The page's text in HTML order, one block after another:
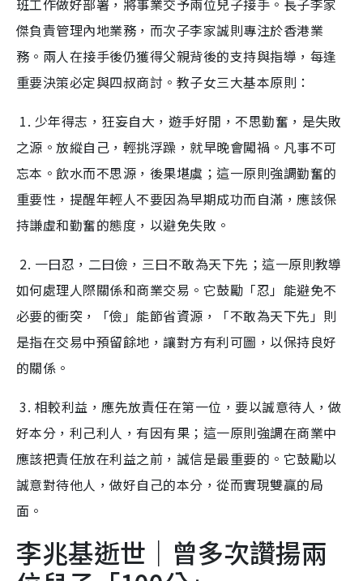
傑負責管理內地業務，而次子李家誠則專注於香港業
務。兩人在接手後仍獲得父親背後的支持與指導，每逢
重要決策必定與四叔商討。教子女三大基本原則：
1. 少年得志，狂妄自大，遊手好閒，不思勤奮，是失敗
之源。放縱自己，輕挑浮躁，就早晚會闖禍。凡事不可
忘本。飲水而不思源，後果堪虞；這一原則強調勤奮的
重要性，提醒年輕人不要因為早期成功而自滿，應該保
持謙虛和勤奮的態度，以避免失敗。
2. 一曰忍，二曰儉，三曰不敢為天下先；這一原則教導
如何處理人際關係和商業交易。它鼓勵「忍」能避免不
必要的衝突，「儉」能節省資源，「不敢為天下先」則
是指在交易中預留餘地，讓對方有利可圖，以保持良好
的關係。
3. 相較利益，應先放責任在第一位，要以誠意待人，做
好本分，利己利人，有因有果；這一原則強調在商業中
應該把責任放在利益之前，誠信是最重要的。它鼓勵以
誠意對待他人，做好自己的本分，從而實現雙贏的局
面。
李兆基逝世｜曾多次讚揚兩